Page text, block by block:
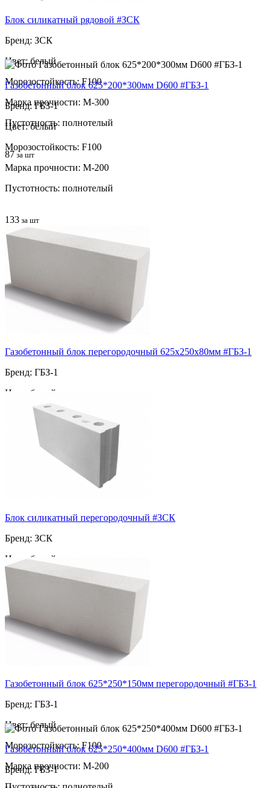
Блок силикатный рядовой #ЗСК
Бренд: ЗСК
Цвет: белый
Морозостойкость: F100
Марка прочности: М-300
Пустотность: полнотелый
87 за шт
Газобетонный блок 625*200*300мм D600 #ГБЗ-1
Бренд: ГБЗ-1
Цвет: белый
Морозостойкость: F100
Марка прочности: М-200
Пустотность: полнотелый
133 за шт
Газобетонный блок перегородочный 625х250х80мм #ГБЗ-1
Бренд: ГБЗ-1
Цвет: белый
Морозостойкость: F100
Марка прочности: М-200
Пустотность: полнотелый
Блок силикатный перегородочный #ЗСК
Бренд: ЗСК
Цвет: белый
Морозостойкость: F100
Марка прочности: М-300
Пустотность: полнотелый
Газобетонный блок 625*250*150мм перегородочный #ГБЗ-1
Бренд: ГБЗ-1
Цвет: белый
Морозостойкость: F100
Марка прочности: М-200
Газобетонный блок 625*250*400мм D600 #ГБЗ-1
Бренд: ГБЗ-1